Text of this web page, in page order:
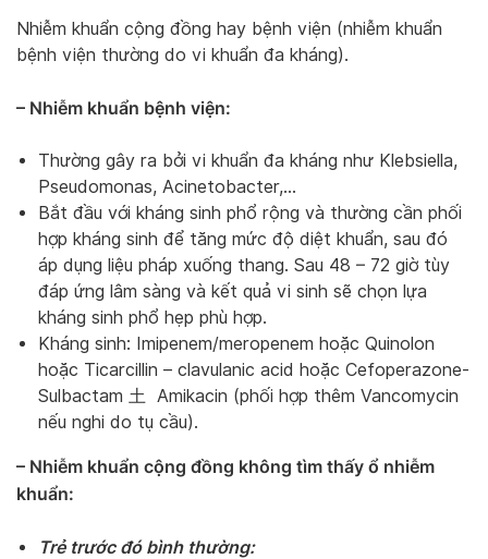
Nhiễm khuẩn cộng đồng hay bệnh viện (nhiễm khuẩn
bệnh viện thường do vi khuẩn đa kháng).
– Nhiễm khuẩn bệnh viện:
Thường gây ra bởi vi khuẩn đa kháng như Klebsiella,
Pseudomonas, Acinetobacter,…
Bắt đầu với kháng sinh phổ rộng và thường cần phối
hợp kháng sinh để tăng mức độ diệt khuẩn, sau đó
áp dụng liệu pháp xuống thang. Sau 48 – 72 giờ tùy
đáp ứng lâm sàng và kết quả vi sinh sẽ chọn lựa
kháng sinh phổ hẹp phù hợp.
Kháng sinh: Imipenem/meropenem hoặc Quinolon
hoặc Ticarcillin – clavulanic acid hoặc Cefoperazone-
Sulbactam 土 Amikacin (phối hợp thêm Vancomycin
nếu nghi do tụ cầu).
– Nhiễm khuẩn cộng đồng không tìm thấy ổ nhiễm
khuẩn:
Trẻ trước đó bình thường: